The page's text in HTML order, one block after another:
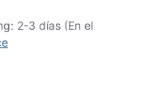
2-3 días (En el